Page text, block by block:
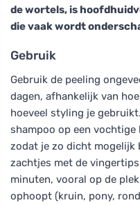
de wortels, is
die vaak wordt
Gebruik
Gebruik de peeling
dagen, afhankelijk van
hoeveel styling je
shampoo op een
zodat je zo dicht mogelijk
zachtjes met de
minuten, vooral op de
ophoopt (kruin, pony,